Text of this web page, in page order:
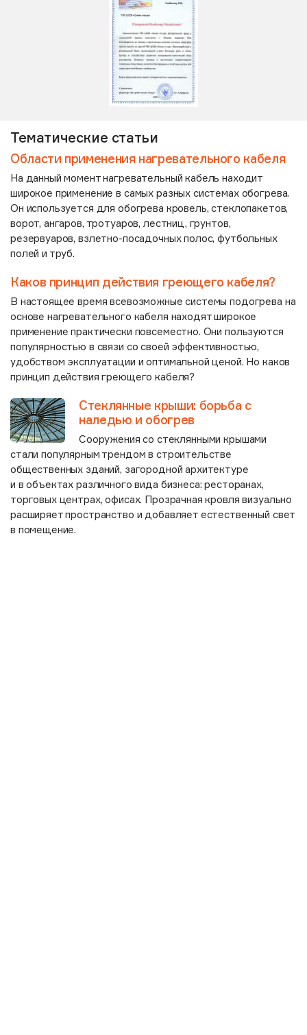
Тематические статьи
Области применения нагревательного кабеля
На данный момент нагревательный кабель находит
широкое применение в самых разных системах обогрева.
Он используется для обогрева кровель, стеклопакетов,
ворот, ангаров, тротуаров, лестниц, грунтов,
резервуаров, взлетно-посадочных полос, футбольных
полей и труб.
Каков принцип действия греющего кабеля?
В настоящее время всевозможные системы подогрева на
основе нагревательного кабеля находят широкое
применение практически повсеместно. Они пользуются
популярностью в связи со своей эффективностью,
удобством эксплуатации и оптимальной ценой. Но каков
принцип действия греющего кабеля?
Стеклянные крыши: борьба с
наледью и обогрев
Сооружения со стеклянными крышами
стали популярным трендом в строительстве
общественных зданий, загородной архитектуре
и в объектах различного вида бизнеса: ресторанах,
торговых центрах, офисах. Прозрачная кровля визуально
расширяет пространство и добавляет естественный свет
в помещение.